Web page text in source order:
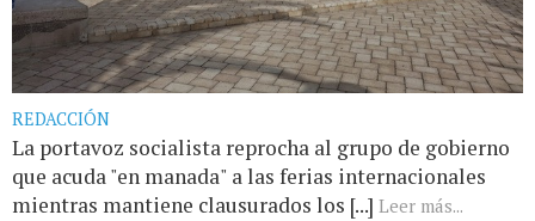
REDACCIÓN
La portavoz socialista reprocha al grupo de gobierno
que acuda "en manada" a las ferias internacionales
mientras mantiene clausurados los [...] Leer más...